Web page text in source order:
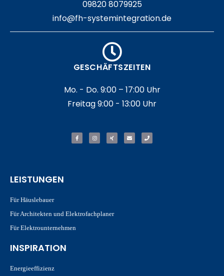
09820 8079925
info@fh-systemintegration.de
GESCHÄFTSZEITEN
Mo. - Do. 9:00 – 17:00 Uhr
Freitag 9:00 - 13:00 Uhr
LEISTUNGEN
Für Häuslebauer
Für Architekten und Elektrofachplaner
Für Elektrounternehmen
INSPIRATION
Energieeffizienz